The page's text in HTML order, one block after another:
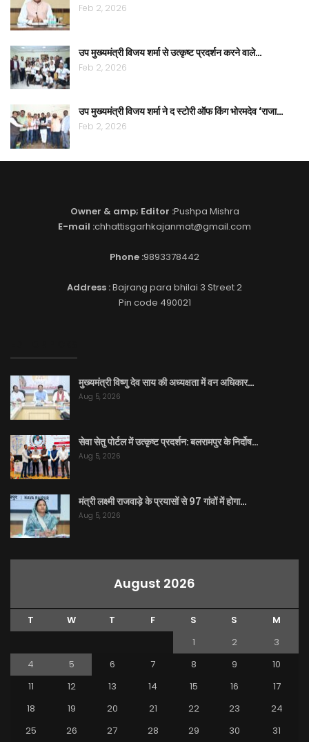
Feb 2, 2026
उप मुख्यमंत्री विजय शर्मा से उत्कृष्ट प्रदर्शन करने वाले…
Feb 2, 2026
उप मुख्यमंत्री विजय शर्मा ने द स्टोरी ऑफ किंग भोरमदेव ‘राजा…
Feb 2, 2026
Owner & amp; Editor :Pushpa Mishra
E-mail :chhattisgarhkajanmat@gmail.com
Phone :9893378442
Address :Bajrang para bhilai 3 Street 2
Pin code 490021
मुख्यमंत्री विष्णु देव साय की अध्यक्षता में वन अधिकार…
Aug 5, 2026
सेवा सेतु पोर्टल में उत्कृष्ट प्रदर्शन: बलरामपुर के निर्दोष…
Aug 5, 2026
मंत्री लक्ष्मी राजवाड़े के प्रयासों से 97 गांवों में होगा…
Aug 5, 2026
August 2026
T W T F S S
M
1
2
3
4
5 6 7 8 9
10
11
12 13 14 15 16
17
18
19 20 21 22 23
24
25
26 27 28 29 30 31